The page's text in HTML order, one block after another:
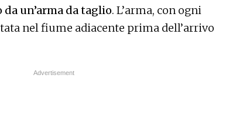
un’arma da taglio. L’arma, con ogni
nel fiume adiacente prima dell’arrivo